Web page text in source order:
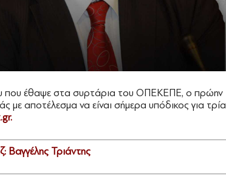
που έθαψε στα συρτάρια του ΟΠΕΚΕΠΕ, ο πρώην
αποτέλεσμα να είναι σήμερα υπόδικος για τρία
Βαγγέλης Τριάντης